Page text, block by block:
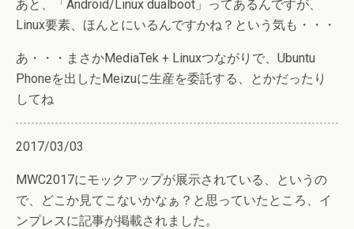
あと、「Android/Linux dualboot」ってあるんですが、
Linux要素、ほんとにいるんですかね？という気も・・・
あ・・・まさかMediaTek + Linuxつながりで、Ubuntu
Phoneを出したMeizuに生産を委託する、とかだったり
してね
2017/03/03
MWC2017にモックアップが展示されている、というの
で、どこか見てこないかなぁ？と思っていたところ、イ
ンプレスに記事が掲載されました。